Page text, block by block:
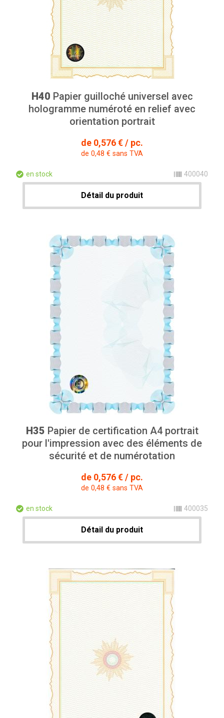
H40 Papier guilloché universel avec
hologramme numéroté en relief avec
orientation portrait
de 0,576 € / pc.
de 0,48 € sans TVA
en stock 400040
Détail du produit
H35 Papier de certification A4 portrait
pour l'impression avec des éléments de
sécurité et de numérotation
de 0,576 € / pc.
de 0,48 € sans TVA
en stock 400035
Détail du produit